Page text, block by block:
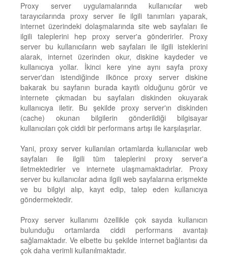
Proxy server uygulamalarında kullanıcılar web
tarayıcılarında proxy server ile ilgili tanımları yaparak,
internet üzerindeki dolaşmalarında site web sayfaları ile
ilgili taleplerini hep proxy server'a gönderirler. Proxy
server bu kullanıcıların web sayfaları ile ilgili isteklerini
alarak, internet üzerinden okur, diskine kaydeder ve
kullanıcıya yollar. İkinci kere yine aynı sayfa proxy
server'dan istendiğinde ilkönce proxy server diskine
bakarak bu sayfanın burada kayıtlı olduğunu görür ve
internete çıkmadan bu sayfaları diskinden okuyarak
kullanıcıya iletir. Bu şekilde proxy server'ın diskinden
(cache) okunan bilgilerin gönderildiği bilgisayar
kullanıcıları çok ciddi bir performans artışı ile karşılaşırlar.
Yani, proxy server kullanılan ortamlarda kullanıcılar web
sayfaları ile ilgili tüm taleplerini proxy server'a
iletmektedirler ve internete ulaşmamaktadırlar. Proxy
server bu kullanıcılar adına ilgili web sayfalarına erişmekte
ve bu bilgiyi alıp, kayıt edip, talep eden kullanıcıya
göndermektedir.
Proxy server kullanımı özellikle çok sayıda kullanıcın
bulunduğu ortamlarda ciddi performans avantajı
sağlamaktadır. Ve elbette bu şekilde internet bağlantısı da
çok daha verimli kullanılmaktadır.